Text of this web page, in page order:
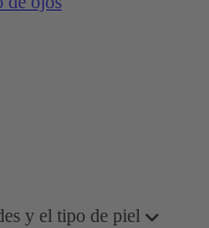
y el tipo de piel